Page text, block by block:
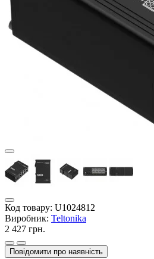
Код товару: U1024812
Виробник: Teltonika
2 427 грн.
Повідомити про наявність